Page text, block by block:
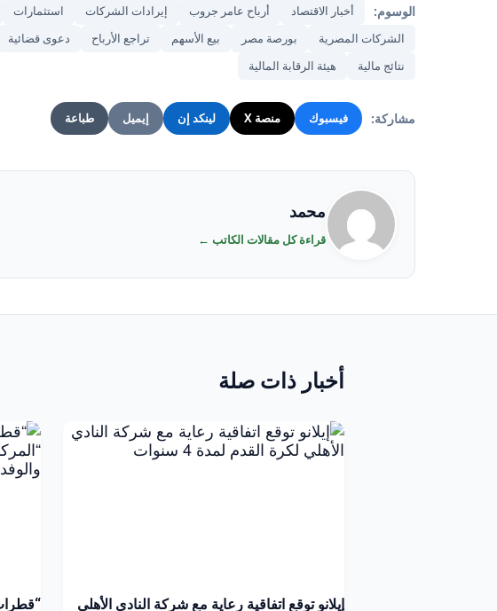
الوسوم: أخبار الاقتصاد أرباح عامر جروب إيرادات الشركات استثمارات
الشركات المصرية
بورصة مصر بيع الأسهم تراجع الأرباح دعوى قضائية
نتائج مالية
هيئة الرقابة المالية
مشاركة: فيسبوك منصة X لينكد إن إيميل طباعة
محمد
قراءة كل مقالات الكاتب ←
أخبار ذات صلة
إيلانو توقع اتفاقية رعاية مع شركة النادي الأهلي